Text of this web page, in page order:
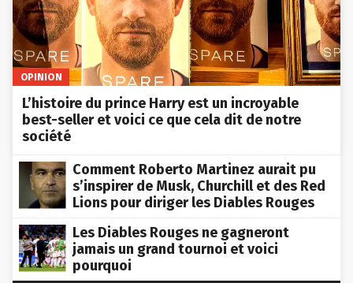
OPINION
L’histoire du prince Harry est un incroyable
best-seller et voici ce que cela dit de notre
société
Comment Roberto Martinez aurait pu
s’inspirer de Musk, Churchill et des Red
Lions pour diriger les Diables Rouges
Les Diables Rouges ne gagneront
jamais un grand tournoi et voici
pourquoi